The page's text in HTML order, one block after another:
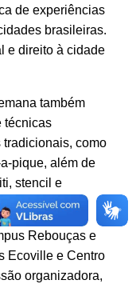
de experiências
brasileiras.
e direito à cidade
também
técnicas
tradicionais, como
pique, além de
stencil e
Rebouças e
Ecoville e Centro
organizadora,